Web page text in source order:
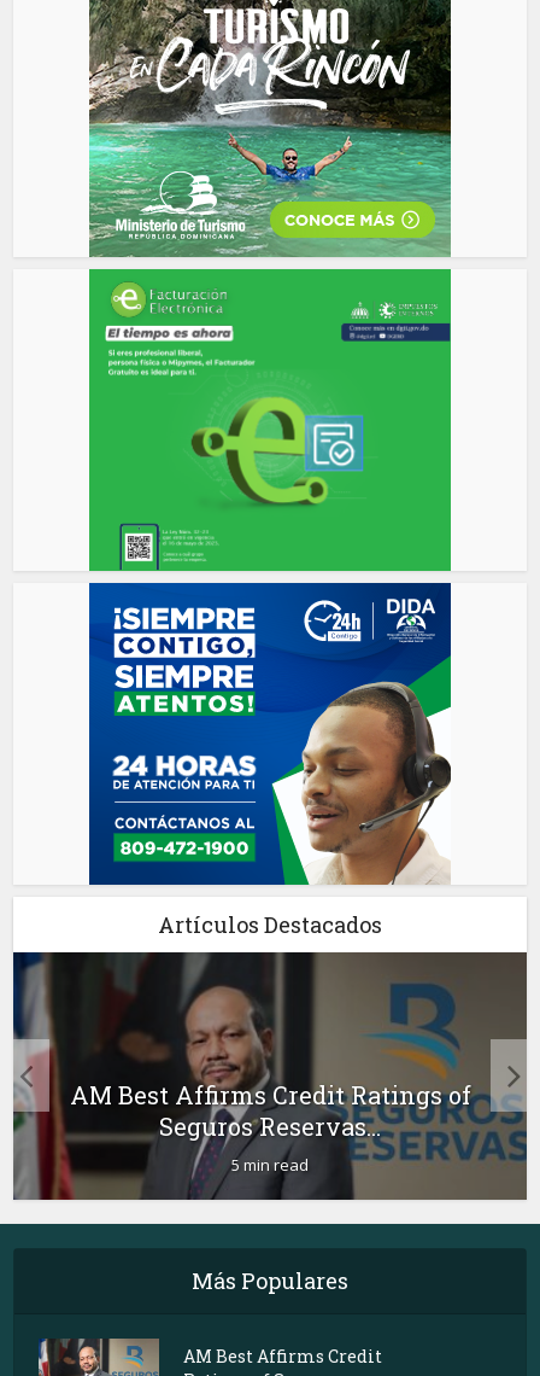
Artículos Destacados
AM Best Affirms Credit Ratings of
Seguros Reservas...
5 min read
Más Populares
AM Best Affirms Credit